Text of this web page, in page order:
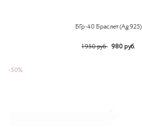
БГр-40 Браслет (Ag 925)
1 950 руб. 980 руб.
-50%